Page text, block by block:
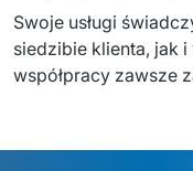
Swoje usługi
siedzibie klienta, jak
współpracy zawsze